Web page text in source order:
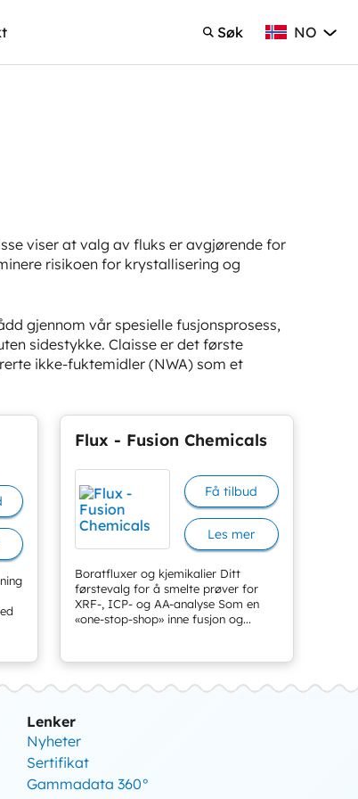
Søk
Søk NorskNO
viser at valg av fluks er avgjørende for
risikoen for krystallisering og
gjennom vår spesielle fusjonsprosess,
sidestykke. Claisse er det første
ikke-fuktemidler (NWA) som et
Flux - Fusion Chemicals
Boratfluxer og kjemikalier Ditt
førstevalg for å smelte prøver for
XRF-, ICP- og AA-analyse Som en
«one-stop-shop» inne fusjon og...
Få tilbud
Les mer
Lenker
Nyheter
Sertifikat
Gammadata 360°